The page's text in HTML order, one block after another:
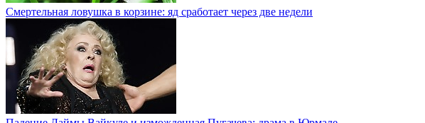
Смертельная ловушка в корзине: яд сработает через две недели